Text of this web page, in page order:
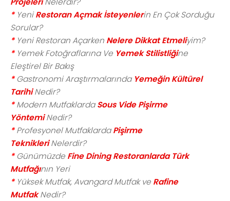
* YeniRestoran Açmak İsteyenlerin En Çok Sorduğu
Sorular?
* Yeni Restoran Açarken Nelere Dikkat Etmeliyim?
* Yemek Fotoğraflarına Ve Yemek Stilistliğine
Eleştirel Bir Bakış
* Gastronomi Araştırmalarında Yemeğin Kültürel
TarihiNedir?
*Modern MutfaklardaSous Vide Pişirme
YöntemiNedir?
*Profesyonel MutfaklardaPişirme
TeknikleriNelerdir?
* Günümüzde Fine Dining Restoranlarda Türk
Mutfağının Yeri
* Yüksek Mutfak, Avangard Mutfak ve Rafine
MutfakNedir?